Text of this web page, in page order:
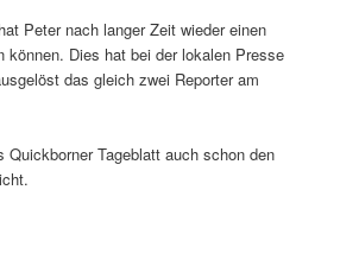
Peter nach langer Zeit wieder einen
können. Dies hat bei der lokalen Presse
das gleich zwei Reporter am
Quickborner Tageblatt auch schon den